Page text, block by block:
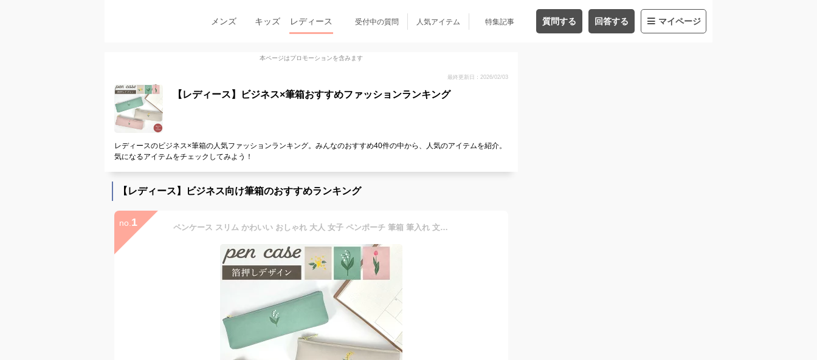
メンズ キッズ レディース 受付中の質問 人気アイテム 特集記事 質問する 回答する マイページ
本ページはプロモーションを含みます
最終更新日：2026/02/03
【レディース】ビジネス×筆箱おすすめファッションランキング
レディースのビジネス×筆箱の人気ファッションランキング。みんなのおすすめ40件の中から、人気のアイテムを紹介。
気になるアイテムをチェックしてみよう！
【レディース】ビジネス向け筆箱のおすすめランキング
no. 1 ペンケース スリム かわいい おしゃれ 大人 女子 ペンポーチ 筆箱 筆入れ 文房具 本革風 小さめ コンパクト 日本製 シンプル 花 柄 ミモザ スズラン チューリップ ワンポイント 箔押し PVC グレー ピンク ミント 高校生 大学生 通学 通勤 社会人 女性 プレゼント プチ ギフト